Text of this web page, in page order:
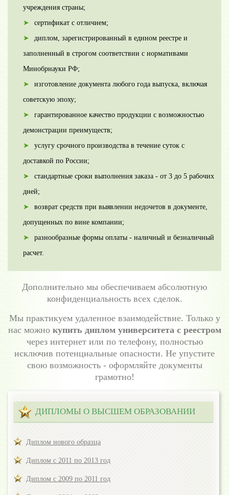
учреждения страны;
сертификат с отличием;
диплом, зарегистрированный в едином реестре и
заполненный в строгом соответствии с нормативами
Минобрнауки РФ;
изготовление документа любого года выпуска, включая
советскую эпоху;
гарантированное качество продукции с возможностью
демонстрации преимуществ;
услугу срочного производства в течение суток с
доставкой по России;
стандартные сроки выполнения заказа - от 3 до 5 рабочих
дней;
возврат средств при выявлении недочетов в документе,
допущенных по вине компании;
разнообразные формы оплаты - наличный и безналичный
расчет.
Дополнительно мы обеспечиваем абсолютную
конфиденциальность всех сделок.
Мы практикуем удаленное взаимодействие. Только у
нас можно купить диплом университета с реестром
через интернет или по телефону, полностью
исключив потенциальные опасности. Не упустите
свою возможность - оформляйте документы
грамотно!
ДИПЛОМЫ О ВЫСШЕМ ОБРАЗОВАНИИ
Диплом нового образца
Диплом с 2011 по 2013 год
Диплом с 2009 по 2011 год